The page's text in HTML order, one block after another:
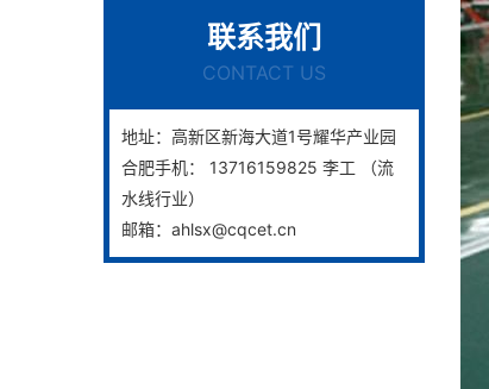
联系我们
CONTACT US
地址：高新区新海大道1号耀华产业园
合肥手机： 13716159825 李工 （流
水线行业）
邮箱：ahlsx@cqcet.cn